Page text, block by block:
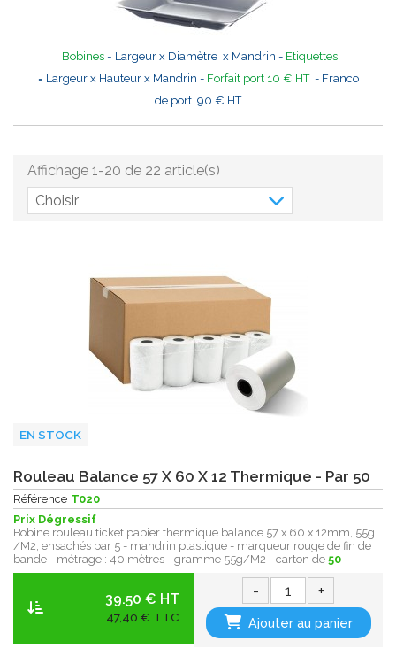
Bobines = Largeur x Diamètre x Mandrin - Etiquettes
= Largeur x Hauteur x Mandrin - Forfait port 10 € HT- Franco
de port 90 € HT
Choisir
Affichage 1-20 de 22 article(s)
EN STOCK
Rouleau Balance 57 X 60 X 12 Thermique - Par 50
Référence T020
Prix Dégressif
Bobine rouleau ticket papier thermique balance 57 x 60 x 12mm, 55g
/M2, ensachés par 5 - mandrin plastique - marqueur rouge de fin de
bande - métrage : 40 mètres - gramme 55g/M2 - carton de 50
39.50 € HT
47,40 € TTC
- +
Ajouter au panier